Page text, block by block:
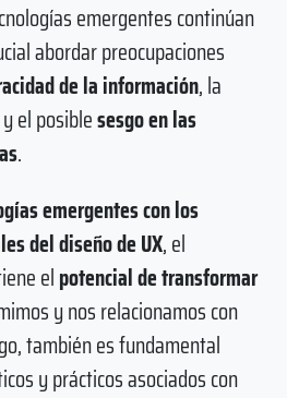
emergentes continúan
abordar preocupaciones
de la información, la
el posiblesesgo en las
.
emergentes con los
del diseño de UX, el
elpotencial de transformar
y nos relacionamos con
también es fundamental
y prácticos asociados con